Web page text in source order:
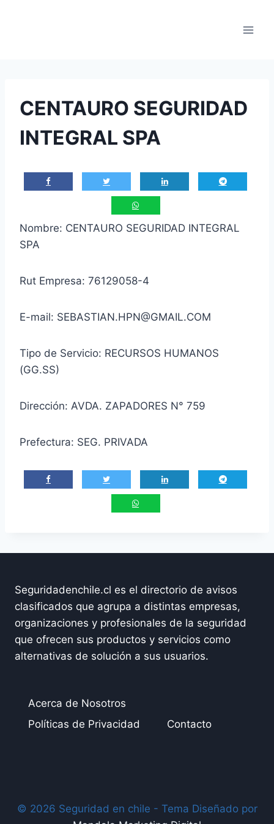
CENTAURO SEGURIDAD
INTEGRAL SPA
Nombre: CENTAURO SEGURIDAD INTEGRAL
SPA
Rut Empresa: 76129058-4
E-mail: SEBASTIAN.HPN@GMAIL.COM
Tipo de Servicio: RECURSOS HUMANOS
(GG.SS)
Dirección: AVDA. ZAPADORES N° 759
Prefectura: SEG. PRIVADA
Seguridadenchile.cl es el directorio de avisos
clasificados que agrupa a distintas empresas,
organizaciones y profesionales de la seguridad
que ofrecen sus productos y servicios como
alternativas de solución a sus usuarios.
Acerca de Nosotros
Políticas de Privacidad
Contacto
© 2026 Seguridad en chile - Tema Diseñado por